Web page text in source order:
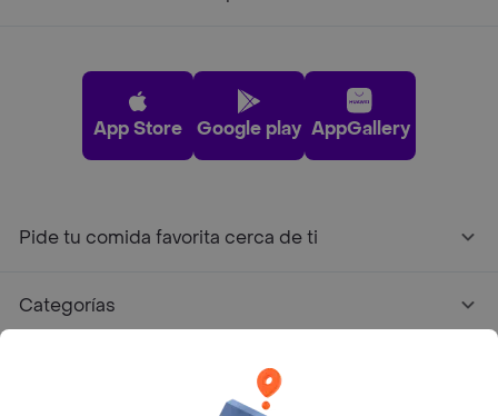
App Store Google play AppGallery
Pide tu comida favorita cerca de ti
Categorías